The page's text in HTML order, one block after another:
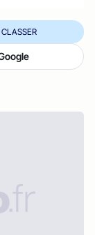
CLASSER